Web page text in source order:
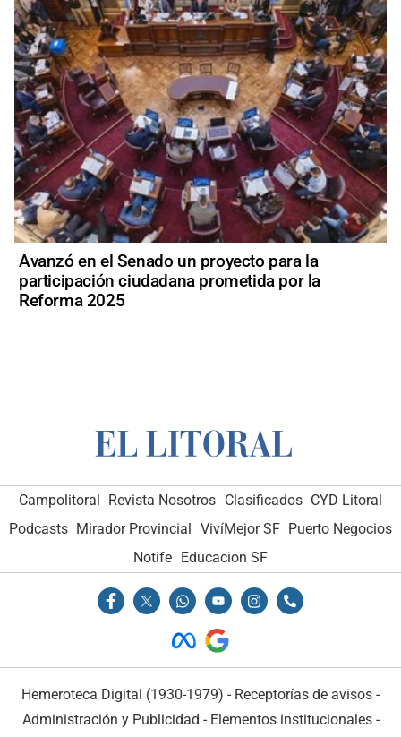
Avanzó en el Senado un proyecto para la
participación ciudadana prometida por la
Reforma 2025
Campolitoral Revista Nosotros Clasificados CYD Litoral
Podcasts Mirador Provincial VivíMejor SF Puerto Negocios
Notife Educacion SF
Hemeroteca Digital (1930-1979) - Receptorías de avisos -
Administración y Publicidad - Elementos institucionales-